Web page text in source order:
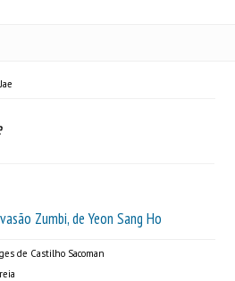
Zumbi, de Yeon Sang Ho
de Castilho Sacoman